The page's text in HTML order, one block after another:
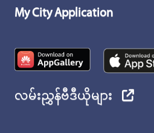
My City Application
လမ်းညွှန်ဗီဒီယိုများ